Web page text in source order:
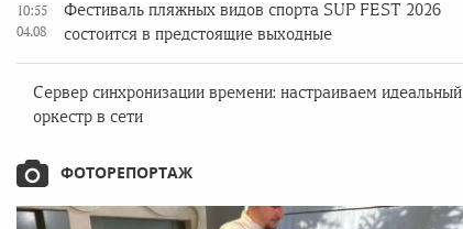
10:55
04.08
Фестиваль пляжных видов спорта SUP FEST 2026
состоится в предстоящие выходные
Сервер синхронизации времени: настраиваем идеальный
оркестр в сети
ФОТОРЕПОРТАЖ